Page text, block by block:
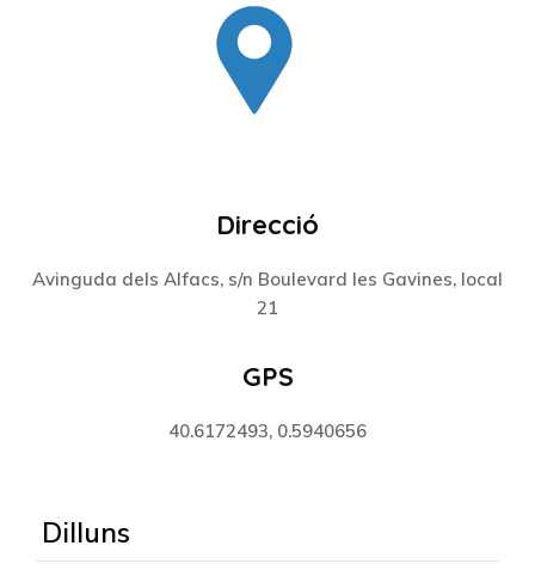
Direcció
Avinguda dels Alfacs, s/n Boulevard les Gavines, local
21
GPS
40.6172493, 0.5940656
Dilluns